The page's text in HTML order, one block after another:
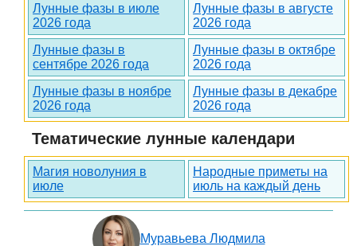
Лунные фазы в июле
2026 года
Лунные фазы в августе
2026 года
Лунные фазы в
сентябре 2026 года
Лунные фазы в октябре
2026 года
Лунные фазы в ноябре
2026 года
Лунные фазы в декабре
2026 года
Тематические лунные календари
Магия новолуния в
июле
Народные приметы на
июль на каждый день
Муравьева Людмила